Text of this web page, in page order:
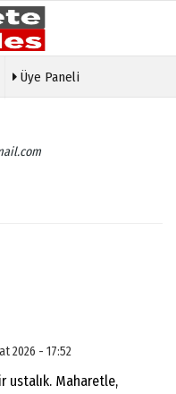
Video
Üye Paneli
2026 - 17:52
ustalık. Maharetle,